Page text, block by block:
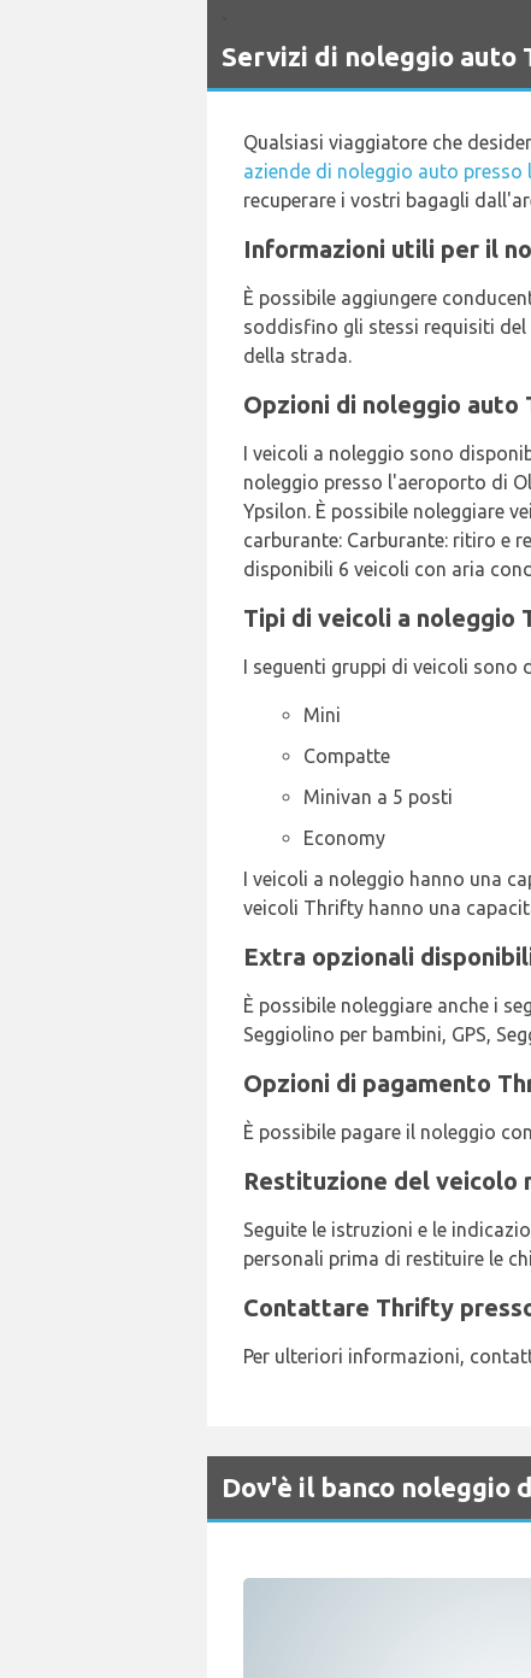
Servizi di noleggio auto
Qualsiasi viaggiatore che
aziende di noleggio auto
recuperare i vostri bagagli
Informazioni utili per il
È possibile aggiungere
soddisfino gli stessi requisiti
della strada.
Opzioni di noleggio auto
I veicoli a noleggio sono
noleggio presso l'aeroporto di
Ypsilon. È possibile noleggiare
carburante: Carburante: ritiro e
disponibili 6 veicoli con aria
Tipi di veicoli a
I seguenti gruppi di veicoli sono
Mini
Compatte
Minivan a 5 posti
Economy
I veicoli a noleggio hanno una
veicoli Thrifty hanno una
Extra opzionali
È possibile noleggiare anche i
Seggiolino per bambini, GPS,
Opzioni di pagamento
È possibile pagare il noleggio
Restituzione del
Seguite le istruzioni e le
personali prima di restituire le
Contattare Thrifty
Per ulteriori informazioni,
Dov'è il banco noleggio